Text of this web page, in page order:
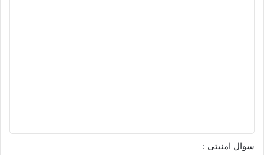
سوال امنیتی :